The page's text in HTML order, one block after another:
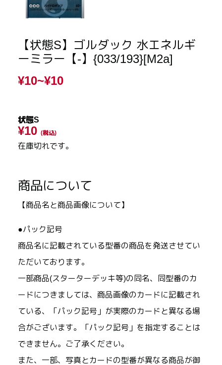
【状態S】ゴルダック 水エネルギ
ーミラー【-】{033/193}[M2a]
¥10~¥10
状態S
¥10 (税込)
在庫切れです。
商品について
【商品名と商品画像について】
●パック記号
商品名に記載されている型番の商品を発送させてい
ただいております。
一部商品(スターターデッキ等)の同名、同型番のカ
ードにつきましては、商品画像のカードに記載され
ている、「パック記号」が実際のカードと異なる場
合がございます。「パック記号」を指定することは
できません。ご了承ください。
また、一部、写真とカードの型番が異なる商品が御